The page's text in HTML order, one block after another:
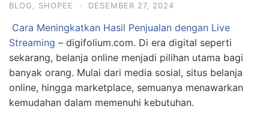
BLOG SHOPEE · DESEMBER 27, 2024
Cara Meningkatkan Hasil Penjualan dengan Live
Streaming – digifolium.com. Di era digital seperti
sekarang, belanja online menjadi pilihan utama bagi
banyak orang. Mulai dari media sosial, situs belanja
online, hingga marketplace, semuanya menawarkan
kemudahan dalam memenuhi kebutuhan.